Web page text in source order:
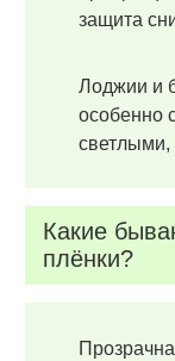
защита
Лоджии и
особенно
Какие
плёнки?